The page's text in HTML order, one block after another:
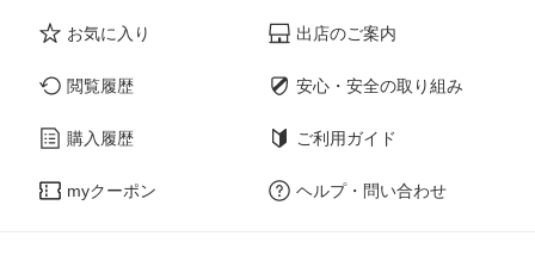
お気に入り
閲覧履歴
購入履歴
myクーポン
出店のご案内
安心・安全の取り組み
ご利用ガイド
ヘルプ・問い合わせ